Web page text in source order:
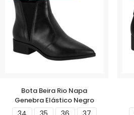
Bota Beira Rio Napa
Genebra Elástico Negro